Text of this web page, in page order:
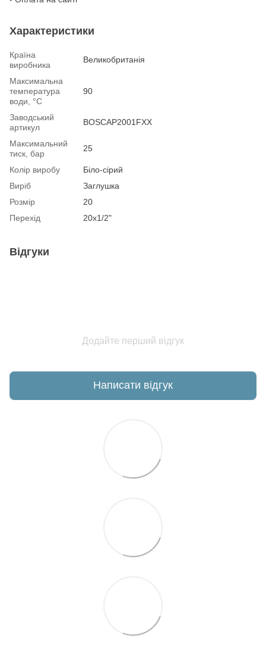
Характеристики
Країна
виробника
Великобританія
Максимальна
температура
води, °С
90
Заводський
артикул
BOSCAP2001FXX
Максимальний
тиск, бар
25
Колір виробу
Біло-сірий
Виріб
Заглушка
Розмір
20
Перехід
20х1/2"
Відгуки
Додайте перший відгук
Написати відгук